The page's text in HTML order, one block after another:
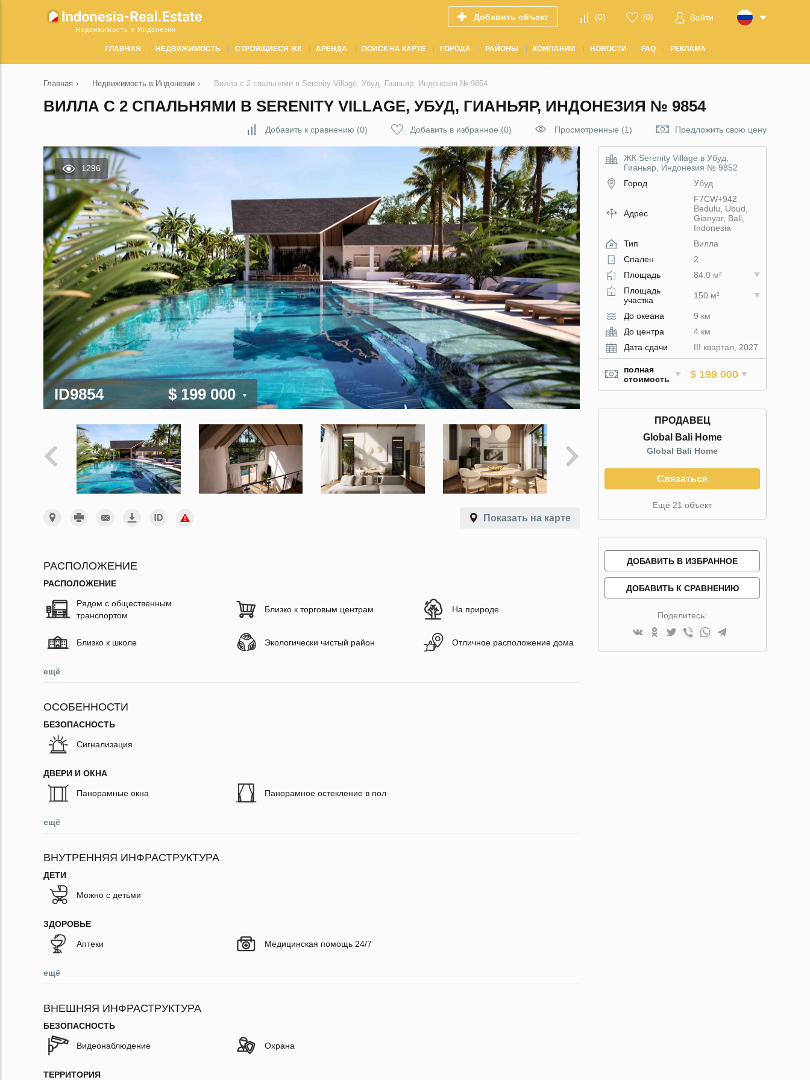
Недвижимость в Индонезии
Добавить объект (0) (0) Войти
ГЛАВНАЯ НЕДВИЖИМОСТЬ СТРОЯЩИЕСЯ ЖК АРЕНДА ПОИСК НА КАРТЕ ГОРОДА РАЙОНЫ КОМПАНИИ НОВОСТИ FAQ РЕКЛАМА
Главная › Недвижимость в Индонезии › Вилла с 2 спальнями в Serenity Village, Убуд, Гианьяр, Индонезия № 9854
ВИЛЛА С 2 СПАЛЬНЯМИ В SERENITY VILLAGE, УБУД, ГИАНЬЯР, ИНДОНЕЗИЯ № 9854
Добавить к сравнению (0) Добавить в избранное (0) Просмотренные (1) Предложить свою цену
1296
ID9854 $ 199 000
Показать на карте
РАСПОЛОЖЕНИЕ
РАСПОЛОЖЕНИЕ
Рядом с общественным
транспортом
Близко к торговым центрам На природе
Близко к школе Экологически чистый район Отличное расположение дома
ещё
ОСОБЕННОСТИ
БЕЗОПАСНОСТЬ
Сигнализация
ДВЕРИ И ОКНА
Панорамные окна Панорамное остекление в пол
ещё
ВНУТРЕННЯЯ ИНФРАСТРУКТУРА
ДЕТИ
Можно с детьми
ЗДОРОВЬЕ
Аптеки Медицинская помощь 24/7
ещё
ВНЕШНЯЯ ИНФРАСТРУКТУРА
БЕЗОПАСНОСТЬ
Видеонаблюдение Охрана
ТЕРРИТОРИЯ
ЖК Serenity Village в Убуд,
Гианьяр, Индонезия № 9852
Город
Убуд
Адрес
F7CW+942
Bedulu, Ubud,
Gianyar, Bali,
Indonesia
Тип
Вилла
Спален
2
Площадь
84.0 м²
Площадь
участка
150 м²
До океана
9 км
До центра
4 км
Дата сдачи
III квартал, 2027
полная
стоимость
$ 199 000
ПРОДАВЕЦ
Global Bali Home
Global Bali Home
Связаться
Ещё 21 объект
ДОБАВИТЬ В ИЗБРАННОЕ
ДОБАВИТЬ К СРАВНЕНИЮ
Поделитесь: